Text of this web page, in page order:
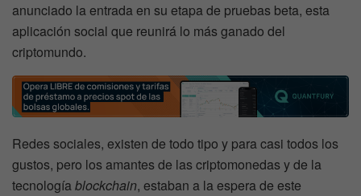
anunciado la entrada en su etapa de pruebas beta, esta
aplicación social que reunirá lo más ganado del
criptomundo.
Redes sociales, existen de todo tipo y para casi todos los
gustos, pero los amantes de las criptomonedas y de la
tecnologíablockchain, estaban a la espera de este